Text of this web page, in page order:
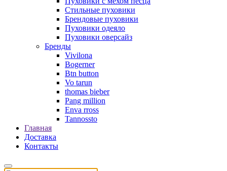
Стильные пуховики
Брендовые пуховики
Пуховики одеяло
Пуховики оверсайз
Бренды
Vivilona
Bogerner
Btn button
Vo tarun
thomas bieber
Pang million
Enva rross
Tannossto
Главная
Доставка
Контакты